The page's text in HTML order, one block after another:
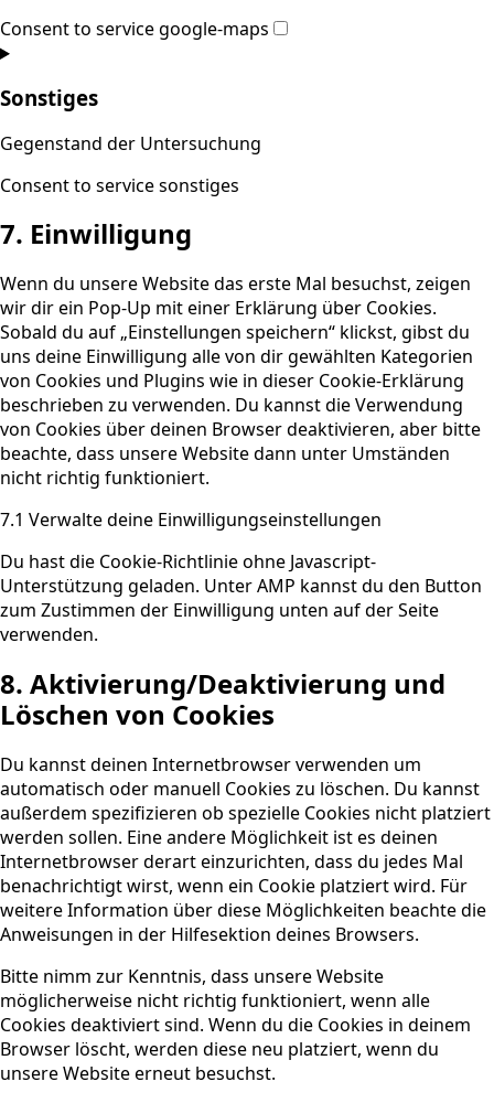
Consent to service google-maps
Sonstiges
Gegenstand der Untersuchung
Consent to service sonstiges
7. Einwilligung
Wenn du unsere Website das erste Mal besuchst, zeigen
wir dir ein Pop-Up mit einer Erklärung über Cookies.
Sobald du auf „Einstellungen speichern“ klickst, gibst du
uns deine Einwilligung alle von dir gewählten Kategorien
von Cookies und Plugins wie in dieser Cookie-Erklärung
beschrieben zu verwenden. Du kannst die Verwendung
von Cookies über deinen Browser deaktivieren, aber bitte
beachte, dass unsere Website dann unter Umständen
nicht richtig funktioniert.
7.1 Verwalte deine Einwilligungseinstellungen
Du hast die Cookie-Richtlinie ohne Javascript-
Unterstützung geladen. Unter AMP kannst du den Button
zum Zustimmen der Einwilligung unten auf der Seite
verwenden.
8. Aktivierung/Deaktivierung und
Löschen von Cookies
Du kannst deinen Internetbrowser verwenden um
automatisch oder manuell Cookies zu löschen. Du kannst
außerdem spezifizieren ob spezielle Cookies nicht platziert
werden sollen. Eine andere Möglichkeit ist es deinen
Internetbrowser derart einzurichten, dass du jedes Mal
benachrichtigt wirst, wenn ein Cookie platziert wird. Für
weitere Information über diese Möglichkeiten beachte die
Anweisungen in der Hilfesektion deines Browsers.
Bitte nimm zur Kenntnis, dass unsere Website
möglicherweise nicht richtig funktioniert, wenn alle
Cookies deaktiviert sind. Wenn du die Cookies in deinem
Browser löscht, werden diese neu platziert, wenn du
unsere Website erneut besuchst.